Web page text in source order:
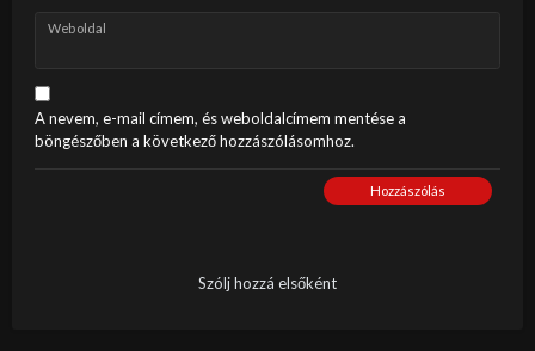
Weboldal
A nevem, e-mail címem, és weboldalcímem mentése a
böngészőben a következő hozzászólásomhoz.
Hozzászólás
Szólj hozzá elsőként